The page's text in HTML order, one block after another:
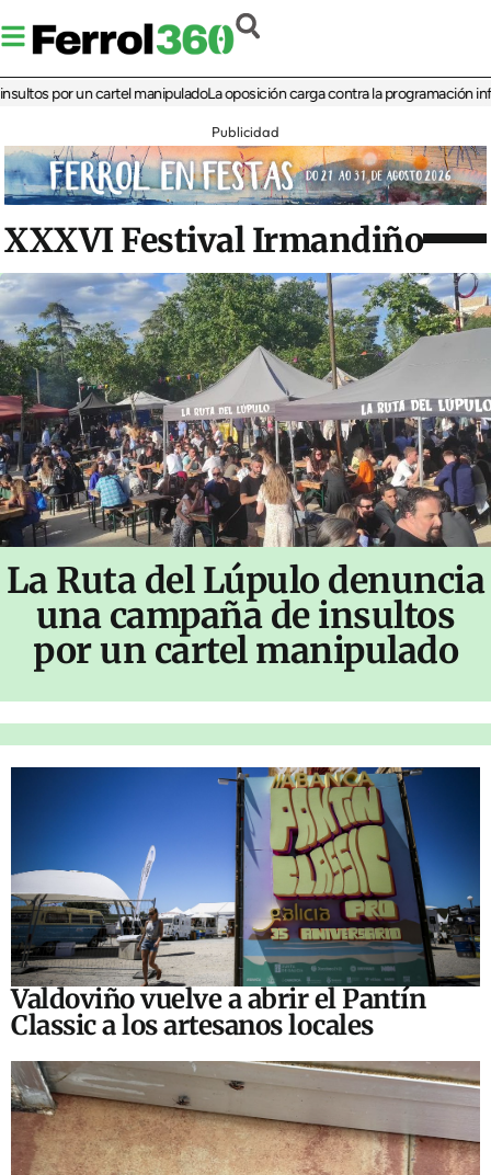
por un cartel manipuladoLa oposición carga contra la programación infantil
Publicidad
XXXVI Festival Irmandiño
La Ruta del Lúpulo denuncia
una campaña de insultos
por un cartel manipulado
Valdoviño vuelve a abrir el Pantín
Classic a los artesanos locales